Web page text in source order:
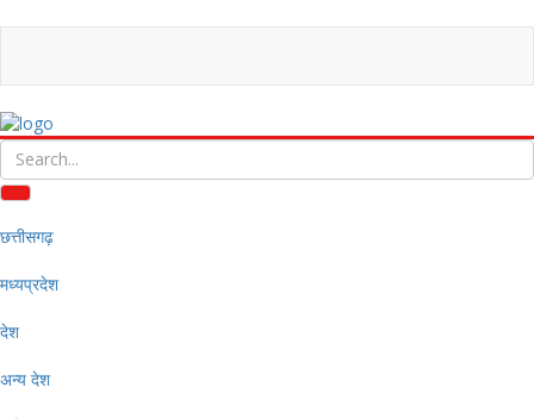
छत्तीसगढ़
मध्यप्रदेश
देश
अन्य देश